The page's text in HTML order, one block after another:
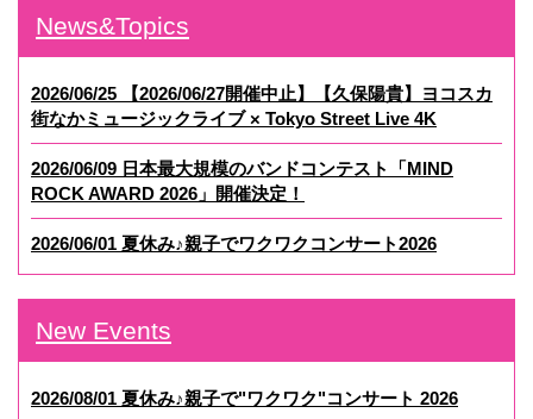
News&Topics
2026/06/25 【2026/06/27開催中止】【久保陽貴】ヨコスカ
街なかミュージックライブ × Tokyo Street Live 4K
2026/06/09 日本最大規模のバンドコンテスト「MIND
ROCK AWARD 2026」開催決定！
2026/06/01 夏休み♪親子でワクワクコンサート2026
New Events
2026/08/01 夏休み♪親子で"ワクワク"コンサート 2026